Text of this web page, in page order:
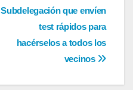
Subdelegación que envíen
test rápidos para
hacérselos a todos los
vecinos